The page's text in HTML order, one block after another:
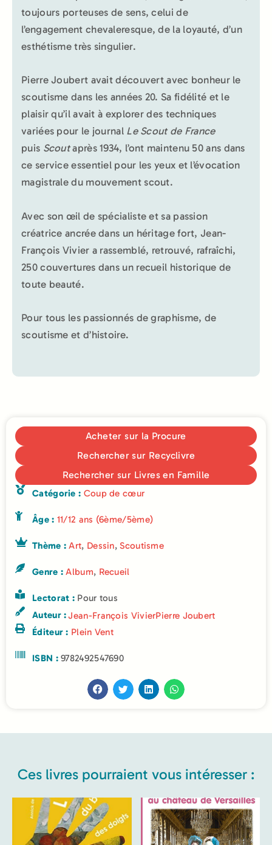
toujours porteuses de sens, celui de
l’engagement chevaleresque, de la loyauté, d’un
esthétisme très singulier.
Pierre Joubert avait découvert avec bonheur le
scoutisme dans les années 20. Sa fidélité et le
plaisir qu’il avait à explorer des techniques
variées pour le journal Le Scout de France
puis Scoutaprès 1934, l’ont maintenu 50 ans dans
ce service essentiel pour les yeux et l’évocation
magistrale du mouvement scout.
Avec son œil de spécialiste et sa passion
créatrice ancrée dans un héritage fort, Jean-
François Vivier a rassemblé, retrouvé, rafraîchi,
250 couvertures dans un recueil historique de
toute beauté.
Pour tous les passionnés de graphisme, de
scoutisme et d’histoire.
Acheter sur la Procure
Rechercher sur Recyclivre
Rechercher sur Livres en Famille
Catégorie : Coup de cœur
Âge : 11/12 ans (6ème/5ème)
Thème :Art, Dessin,Scoutisme
Genre :Album, Recueil
Lectorat : Pour tous
Auteur :Jean-François VivierPierre Joubert
Éditeur : Plein Vent
ISBN :9782492547690
Ces livres pourraient vous intéresser :